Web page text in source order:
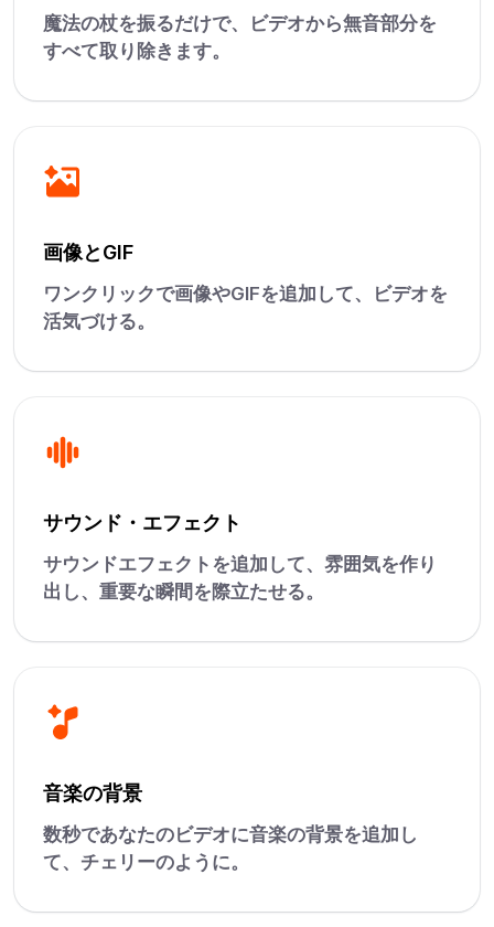
魔法の杖を振るだけで、ビデオから無音部分を
すべて取り除きます。
画像とGIF
ワンクリックで画像やGIFを追加して、ビデオを
活気づける。
サウンド・エフェクト
サウンドエフェクトを追加して、雰囲気を作り
出し、重要な瞬間を際立たせる。
音楽の背景
数秒であなたのビデオに音楽の背景を追加し
て、チェリーのように。